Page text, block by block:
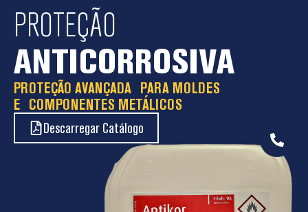
produção mais seguro e organizado.
Saber mais
PROTEÇÃO
ANTICORROSIVA
PROTEÇÃO AVANÇADA PARA MOLDES
E COMPONENTES METÁLICOS
Descarregar Catálogo